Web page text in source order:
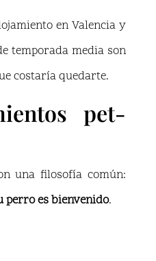
en Valencia y
temporada media son
costaría quedarte.
pet-
una filosofía común:
perro es bienvenido.